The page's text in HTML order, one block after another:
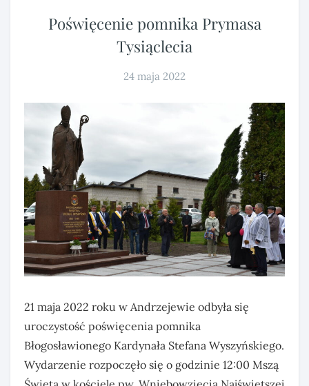
Poświęcenie pomnika Prymasa
Tysiąclecia
24 maja 2022
21 maja 2022 roku w Andrzejewie odbyła się
uroczystość poświęcenia pomnika
Błogosławionego Kardynała Stefana Wyszyńskiego.
Wydarzenie rozpoczęło się o godzinie 12:00 Mszą